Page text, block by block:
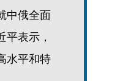
中俄全面
平表示，
水平和特